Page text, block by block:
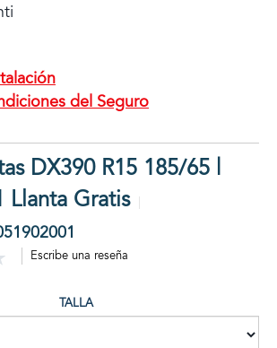
del Seguro
DX390 R15 185/65 |
Llanta Gratis
Escribe una reseña
TALLA